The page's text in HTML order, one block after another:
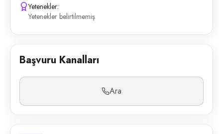
Yetenekler:
Yetenekler belirtilmemiş
Başvuru Kanalları
Ara